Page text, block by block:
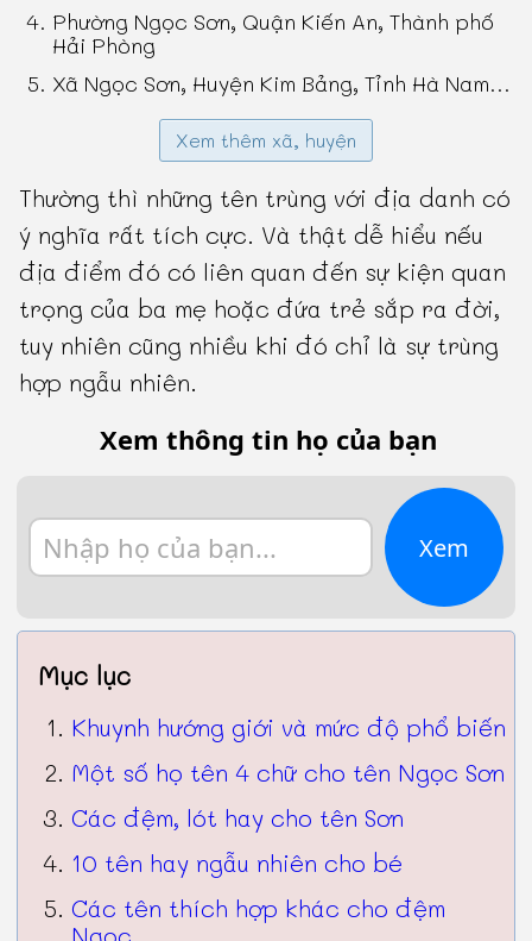
Phường Ngọc Sơn, Quận Kiến An, Thành phố
Hải Phòng
Xã Ngọc Sơn, Huyện Kim Bảng, Tỉnh Hà Nam...
Xem thêm xã, huyện
Thường thì những tên trùng với địa danh có
ý nghĩa rất tích cực. Và thật dễ hiểu nếu
địa điểm đó có liên quan đến sự kiện quan
trọng của ba mẹ hoặc đứa trẻ sắp ra đời,
tuy nhiên cũng nhiều khi đó chỉ là sự trùng
hợp ngẫu nhiên.
Xem thông tin họ của bạn
Xem
Mục lục
Khuynh hướng giới và mức độ phổ biến
Một số họ tên 4 chữ cho tên Ngọc Sơn
Các đệm, lót hay cho tên Sơn
10 tên hay ngẫu nhiên cho bé
Các tên thích hợp khác cho đệm
Ngọc